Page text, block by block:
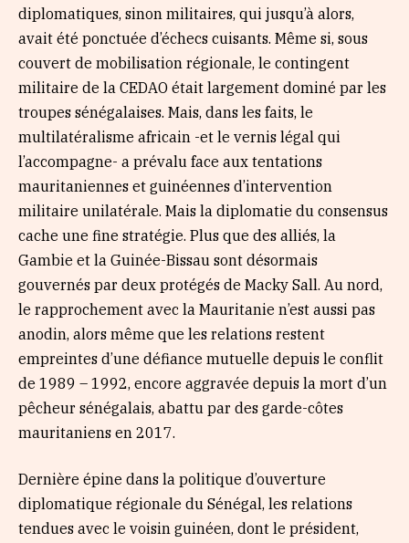
diplomatiques, sinon militaires, qui jusqu’à alors,
avait été ponctuée d’échecs cuisants. Même si, sous
couvert de mobilisation régionale, le contingent
militaire de la CEDAO était largement dominé par les
troupes sénégalaises. Mais, dans les faits, le
multilatéralisme africain -et le vernis légal qui
l’accompagne- a prévalu face aux tentations
mauritaniennes et guinéennes d’intervention
militaire unilatérale. Mais la diplomatie du consensus
cache une fine stratégie. Plus que des alliés, la
Gambie et la Guinée-Bissau sont désormais
gouvernés par deux protégés de Macky Sall. Au nord,
le rapprochement avec la Mauritanie n’est aussi pas
anodin, alors même que les relations restent
empreintes d’une défiance mutuelle depuis le conflit
de 1989 – 1992, encore aggravée depuis la mort d’un
pêcheur sénégalais, abattu par des garde-côtes
mauritaniens en 2017.
Dernière épine dans la politique d’ouverture
diplomatique régionale du Sénégal, les relations
tendues avec le voisin guinéen, dont le président,